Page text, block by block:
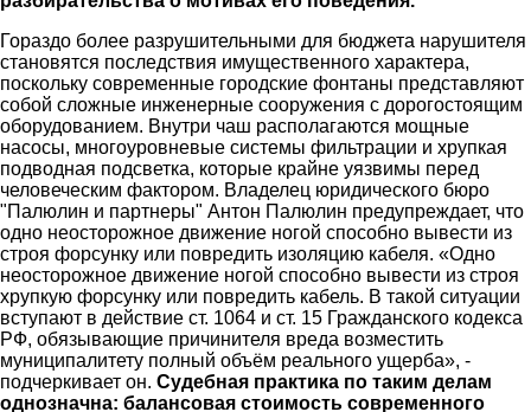
Гораздо более разрушительными для бюджета нарушителя
становятся последствия имущественного характера,
поскольку современные городские фонтаны представляют
собой сложные инженерные сооружения с дорогостоящим
оборудованием. Внутри чаш располагаются мощные
насосы, многоуровневые системы фильтрации и хрупкая
подводная подсветка, которые крайне уязвимы перед
человеческим фактором. Владелец юридического бюро
"Палюлин и партнеры" Антон Палюлин предупреждает, что
одно неосторожное движение ногой способно вывести из
строя форсунку или повредить изоляцию кабеля. «Одно
неосторожное движение ногой способно вывести из строя
хрупкую форсунку или повредить кабель. В такой ситуации
вступают в действие ст. 1064 и ст. 15 Гражданского кодекса
РФ, обязывающие причинителя вреда возместить
муниципалитету полный объём реального ущерба», -
подчеркивает он. Судебная практика по таким делам
однозначна: балансовая стоимость современного